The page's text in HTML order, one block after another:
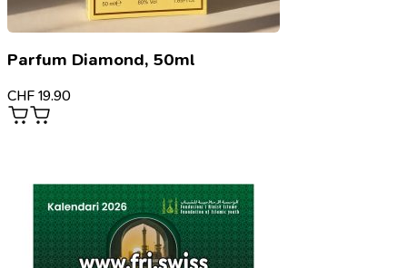
Parfum Diamond, 50ml
CHF 19.90